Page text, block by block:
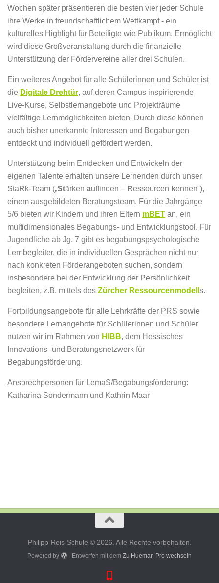
Wochen später präsentieren die besten vier jeder Schule
ihre Werke in freundschaftlichem Wettkampf - ein
kulturelles Highlight für Beteiligte wie Publikum. Ermöglicht
wird diese Großveranstaltung durch die finanzielle
Unterstützung der Fördervereine aller drei Schulen.
Ein weiteres Angebot für alle Schülerinnen und Schüler ist
die Digitale Drehtür, auf deren Campus inspirierende
Live-Kurse, Selbstlernangebote und Projekträume
vielfältige Lernmöglichkeiten bieten. Durch diese können
auch bisher unerkannte Interessen und Begabungen
entdeckt und individuell gefördert werden.
Unterstützung beim Entdecken und Entwickeln der
eigenen Talente erhalten unsere Lernenden durch unser
StaRk-Team („Stärken auffinden – Ressourcen kennen“),
einem ausgebildeten Beratungsteam. Für die Jahrgänge
5/6 bieten wir Kindern und ihren Eltern mBET an, ein
multidimensionales Begabungs- und Entwicklungstool. Für
Jugendliche ab Jg. 7 gibt es begabungspsychologische
Lernbegleiter, die in individuellen Gesprächen nicht nur
nach konkreten Förderangeboten suchen, sondern
insbesondere bei der Entwicklung der Persönlichkeit
begleiten, z.B. mittels des Zürcher Ressourcenmodell s.
Fortbildungsangebote für alle Lehrkräfte der PRS sowie
besondere Lernangebote für Schülerinnen und Schüler
nutzen wir im Rahmen von HIBB, dem Hessisches
Innovations- und Beratungsnetzwerk für
Begabungsförderung.
Ansprechpersonen für LemaS/Begabungsförderung:
Katharina Sondermann und Kathrin Maar
Philipp-Reis-Schule © 2026. Alle Rechte vorbehalten.
Powered by - Entworfen mit dem Zu Hueman Pro wechseln